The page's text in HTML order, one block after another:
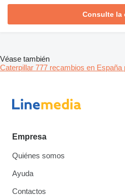
Consulte la
Véase también
Caterpillar 777 recambios en España
Empresa
Quiénes somos
Ayuda
Contactos